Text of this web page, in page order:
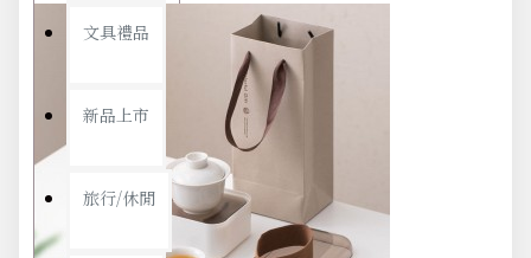
文具禮品
新品上市
旅行/休閒